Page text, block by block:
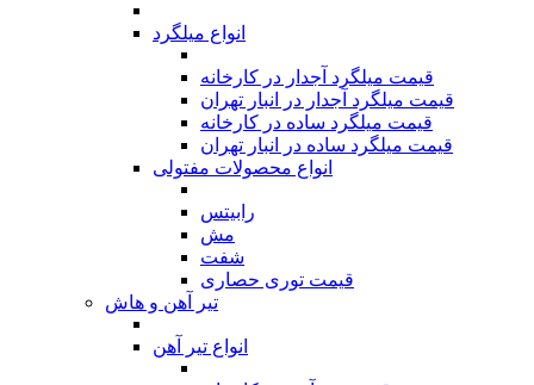
انواع میلگرد
قیمت میلگرد آجدار در کارخانه
قیمت میلگرد آجدار در انبار تهران
قیمت میلگرد ساده در کارخانه
قیمت میلگرد ساده در انبار تهران
انواع محصولات مفتولی
رابیتس
مش
شفت
قیمت توری حصاری
تیر آهن و هاش
انواع تیر آهن